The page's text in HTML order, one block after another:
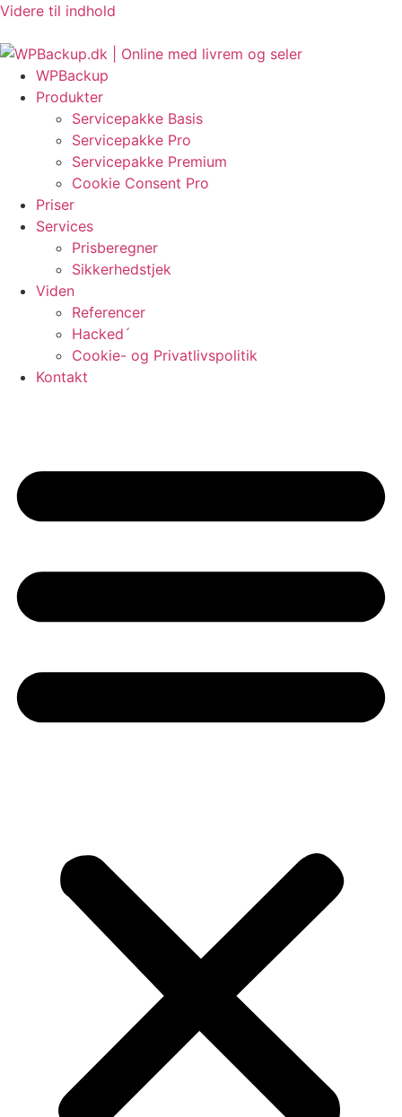
Videre til indhold
WPBackup
Produkter
Servicepakke Basis
Servicepakke Pro
Servicepakke Premium
Cookie Consent Pro
Priser
Services
Prisberegner
Sikkerhedstjek
Viden
Referencer
Hacked´
Cookie- og Privatlivspolitik
Kontakt